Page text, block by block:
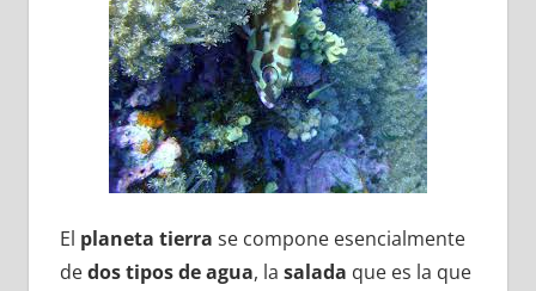
El planeta tierra se compone esencialmente
dedos tipos de agua, la salada que es la que